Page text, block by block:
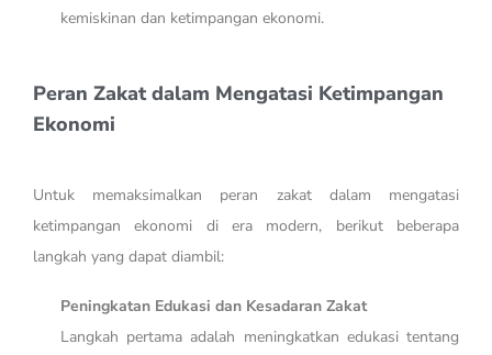
kemiskinan dan ketimpangan ekonomi.
Peran Zakat dalam Mengatasi Ketimpangan
Ekonomi
Untuk memaksimalkan peran zakat dalam mengatasi
ketimpangan ekonomi di era modern, berikut beberapa
langkah yang dapat diambil:
Peningkatan Edukasi dan Kesadaran Zakat
Langkah pertama adalah meningkatkan edukasi tentang